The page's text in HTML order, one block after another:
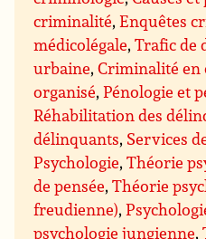
criminalité,Enquêtes
médicolégale,Trafic de
urbaine,Criminalité en
organisé,Pénologie et
Réhabilitation des
délinquants, Services
Psychologie,Théorie
de pensée,Théorie
freudienne),
psychologie jungienne,